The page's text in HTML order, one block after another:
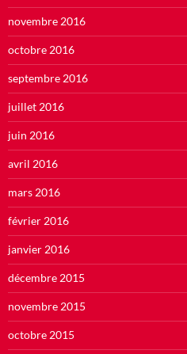
novembre 2016
octobre 2016
septembre 2016
juillet 2016
juin 2016
avril 2016
mars 2016
février 2016
janvier 2016
décembre 2015
novembre 2015
octobre 2015